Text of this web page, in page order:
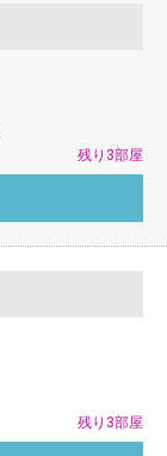
残り3部屋
残り3部屋